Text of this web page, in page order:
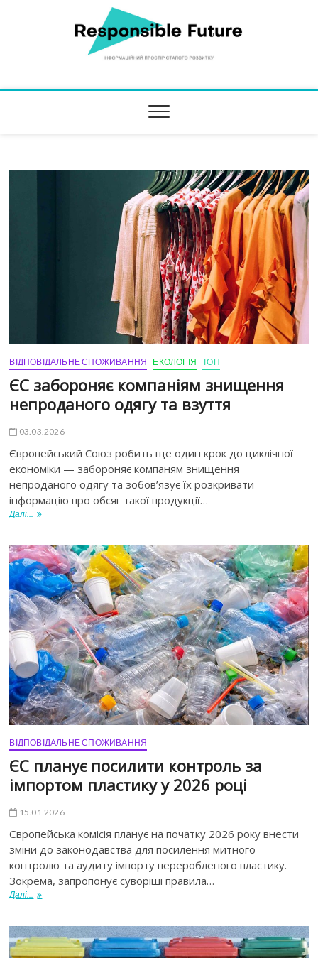
Responsible Future
ВІДПОВІДАЛЬНЕ СПОЖИВАННЯ ЕКОЛОГІЯ ТОП
ЄС забороняє компаніям знищення
непроданого одягу та взуття
03.03.2026
Європейський Союз робить ще один крок до циклічної
економіки — забороняє компаням знищення
непроданого одягу та зобов’язує їх розкривати
інформацію про обсяг такої продукції…
Далі...
ВІДПОВІДАЛЬНЕ СПОЖИВАННЯ
ЄС планує посилити контроль за
імпортом пластику у 2026 році
15.01.2026
Європейська комісія планує на початку 2026 року внести
зміни до законодавства для посилення митного
контролю та аудиту імпорту переробленого пластику.
Зокрема, запропонує суворіші правила…
Далі...